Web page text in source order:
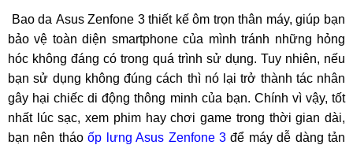
Bao da Asus Zenfone 3 thiết kế ôm trọn thân máy, giúp bạn
bảo vệ toàn diện smartphone của mình tránh những hỏng
hóc không đáng có trong quá trình sử dụng. Tuy nhiên, nếu
bạn sử dụng không đúng cách thì nó lại trở thành tác nhân
gây hại chiếc di động thông minh của bạn. Chính vì vậy, tốt
nhất lúc sạc, xem phim hay chơi game trong thời gian dài,
bạn nên tháoốp lưng Asus Zenfone 3để máy dễ dàng tản